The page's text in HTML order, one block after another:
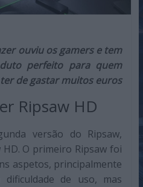
ouviu os gamers e tem
perfeito para quem
de gastar muitos euros
Ripsaw HD
versão do Ripsaw,
O primeiro Ripsaw foi
aspetos, principalmente
de uso, mas